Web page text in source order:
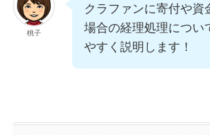
桃子
クラファンに寄付や資
場合の経理処理につい
やすく説明します！